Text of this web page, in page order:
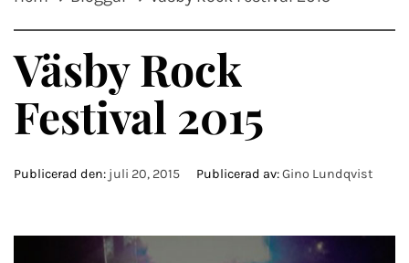
Väsby Rock
Festival 2015
Publicerad den: juli 20, 2015 Publicerad av:Gino Lundqvist